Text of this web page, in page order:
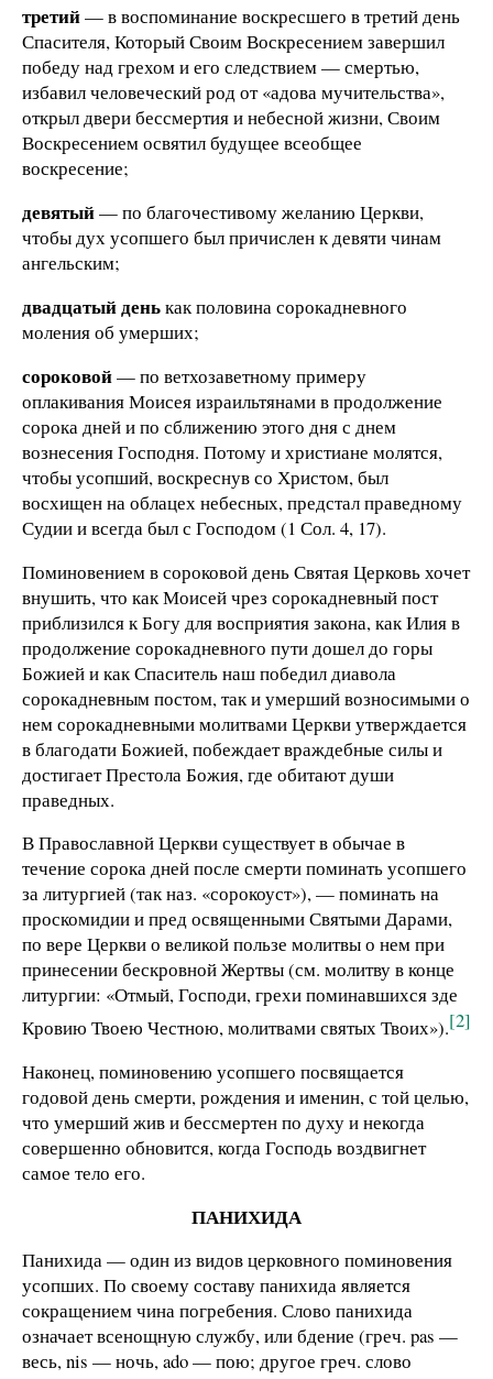
третий— в воспоминание воскресшего в третий день
Спасителя, Который Своим Воскресением завершил
победу над грехом и его следствием — смертью,
избавил человеческий род от «адова мучительства»,
открыл двери бессмертия и небесной жизни, Своим
Воскресением освятил будущее всеобщее
воскресение;
девятый— по благочестивому желанию Церкви,
чтобы дух усопшего был причислен к девяти чинам
ангельским;
двадцатый денькак половина сорокадневного
моления об умерших;
сороковой— по ветхозаветному примеру
оплакивания Моисея израильтянами в продолжение
сорока дней и по сближению этого дня с днем
вознесения Господня. Потому и христиане молятся,
чтобы усопший, воскреснув со Христом, был
восхищен на облацех небесных, предстал праведному
Судии и всегда был с Господом (1 Сол. 4, 17).
Поминовением в сороковой день Святая Церковь хочет
внушить, что как Моисей чрез сорокадневный пост
приблизился к Богу для восприятия закона, как Илия в
продолжение сорокадневного пути дошел до горы
Божией и как Спаситель наш победил диавола
сорокадневным постом, так и умерший возносимыми о
нем сорокадневными молитвами Церкви утверждается
в благодати Божией, побеждает враждебные силы и
достигает Престола Божия, где обитают души
праведных.
В Православной Церкви существует в обычае в
течение сорока дней после смерти поминать усопшего
за литургией (так наз. «сорокоуст»), — поминать на
проскомидии и пред освященными Святыми Дарами,
по вере Церкви о великой пользе молитвы о нем при
принесении бескровной Жертвы (см. молитву в конце
литургии: «Отмый, Господи, грехи поминавшихся зде
Кровию Твоею Честною, молитвами святых Твоих»).[2]
Наконец, поминовению усопшего посвящается
годовой день смерти, рождения и именин, с той целью,
что умерший жив и бессмертен по духу и некогда
совершенно обновится, когда Господь воздвигнет
самое тело его.
ПАНИХИДА
Панихида — один из видов церковного поминовения
усопших. По своему составу панихида является
сокращением чина погребения. Слово панихида
означает всенощную службу, или бдение (греч. pas —
весь, nis — ночь, ado — пою; другое греч. слово